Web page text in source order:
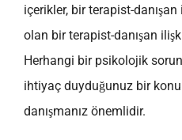
içerikler, bir terapist-
olan bir terapist-danışan
Herhangi bir psikolojik
ihtiyaç duyduğunuz bir
danışmanız önemlidir.